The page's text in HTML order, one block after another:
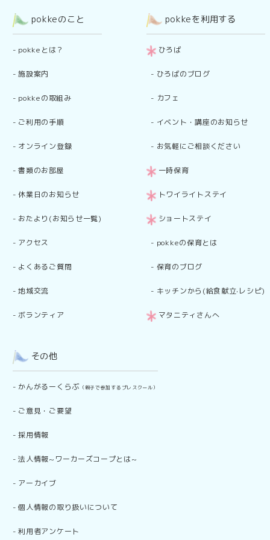
pokkeのこと
- pokkeとは？
-施設案内
- pokkeの取組み
- ご利用の手順
- オンライン登録
-書類のお部屋
-休業日のお知らせ
- おたより(お知らせ一覧)
- アクセス
- よくあるご質問
-地域交流
- ボランティア
pokkeを利用する
ひろば
- ひろばのブログ
- カフェ
- イベント・講座のお知らせ
- お気軽にご相談ください
一時保育
トワイライトステイ
ショートステイ
- pokkeの保育とは
- 保育のブログ
- キッチンから(給食献立·レシピ)
マタニティさんへ
その他
- かんがるーくらぶ （親子で参加するプレスクール）
- ご意見・ご要望
-採用情報
-法人情報~ワーカーズコープとは~
- アーカイブ
-個人情報の取り扱いについて
-利用者アンケート